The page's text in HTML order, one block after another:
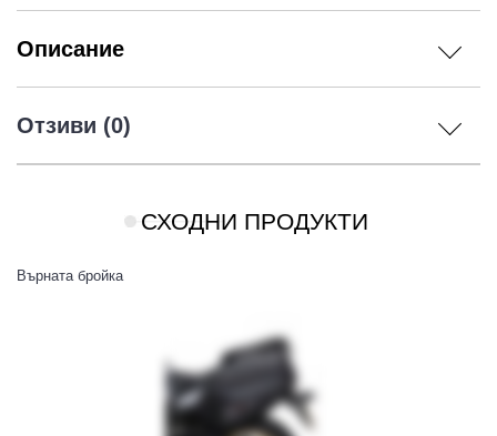
Описание
Отзиви (0)
СХОДНИ ПРОДУКТИ
Върната бройка